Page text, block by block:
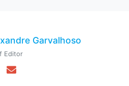
Garvalhoso
Editor